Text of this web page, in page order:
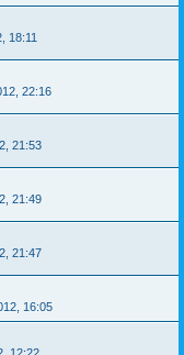
18:11
22:16
21:53
21:49
21:47
16:05